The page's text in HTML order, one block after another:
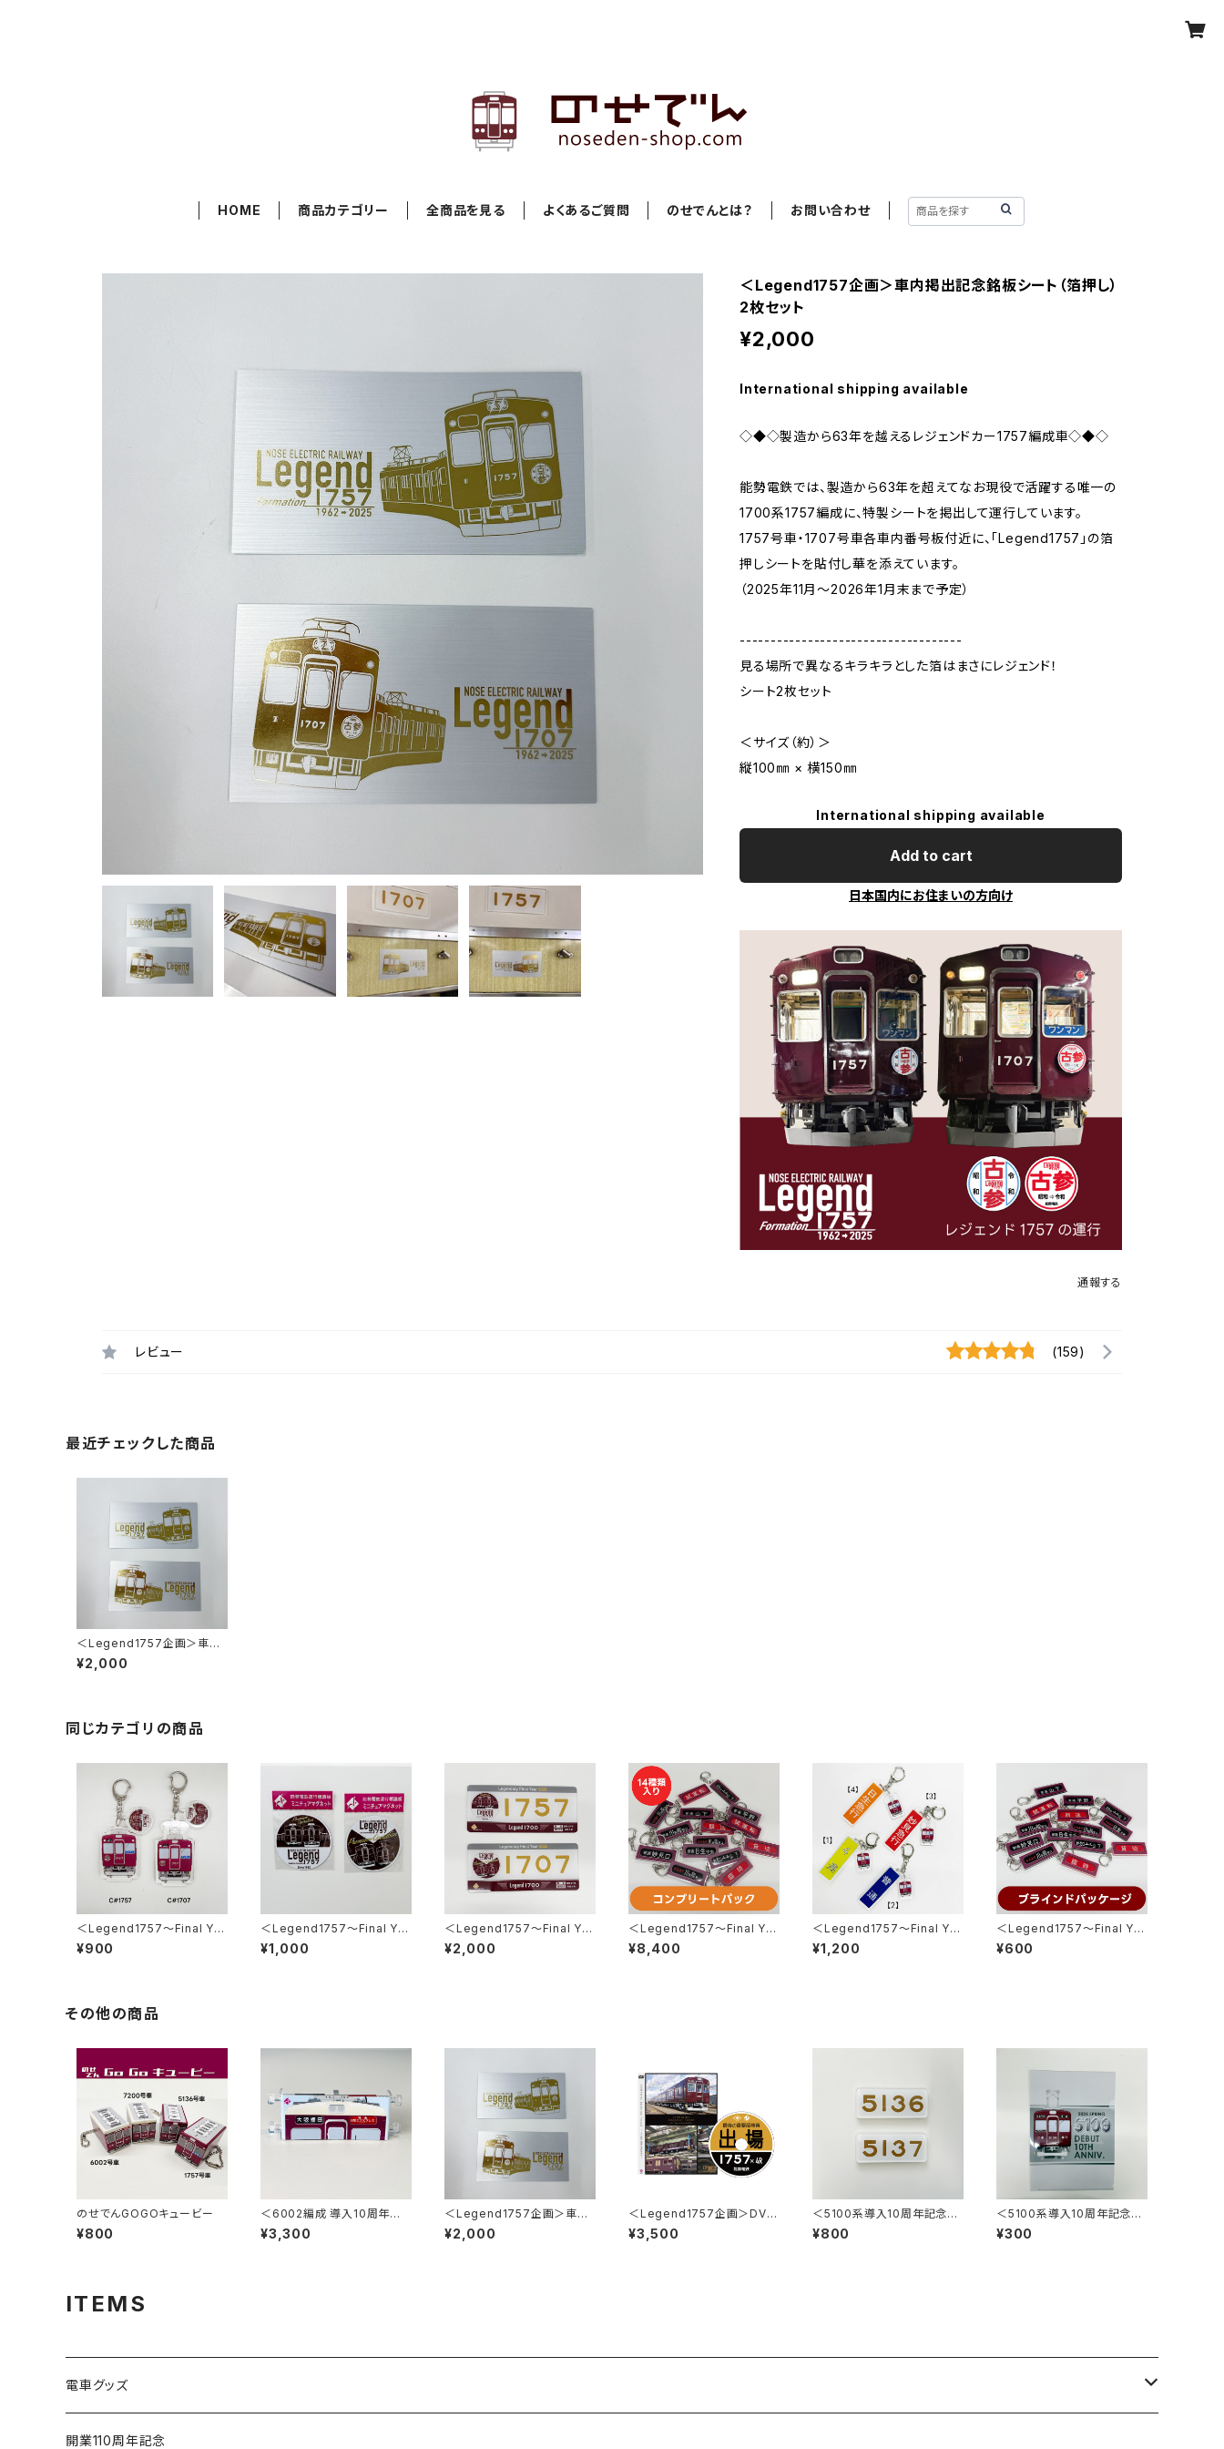
HOME 商品カテゴリー 全商品を見る よくあるご質問 のせでんとは？ お問い合わせ
＜Legend1757企画＞車内掲出記念銘板シート（箔押し）
2枚セット
¥2,000
International shipping available
◇◆◇製造から63年を越えるレジェンドカー1757編成車◇◆◇
能勢電鉄では、製造から63年を超えてなお現役で活躍する唯一の
1700系1757編成に、特製シートを掲出して運行しています。
1757号車・1707号車各車内番号板付近に、「Legend1757」の箔
押しシートを貼付し華を添えています。
（2025年11月～2026年1月末まで予定）
------------------------------------
見る場所で異なるキラキラとした箔はまさにレジェンド！
シート2枚セット
＜サイズ（約）＞
縦100㎜ × 横150㎜
International shipping available
Add to cart
日本国内にお住まいの方向け
通報する
レビュー (159)
最近チェックした商品
＜Legend1757企画＞車内
掲出記念銘板シート（箔押し）
2枚セット
¥2,000
同じカテゴリの商品
＜Legend1757～Final Ye
ar 2026～＞2連アクリルキ
ーホルダー
¥900
＜Legend1757～Final Ye
ar 2026～＞ミニチュアマグ
ネット2枚セット
¥1,000
＜Legend1757～Final Ye
ar 2026～＞車内掲出プレー
ト2枚セット
¥2,000
＜Legend1757～Final Ye
ar 2026～＞ 側面方向幕キ
ーホルダー※コンプリートパッ
¥8,400
＜Legend1757～Final Ye
ar 2026～＞スタフ用列車種
別プレートキーホルダー
¥1,200
＜Legend1757～Final Ye
ar 2026～＞ 側面方向幕キ
ーホルダー※ブラインドパッケ
¥600
その他の商品
のせでんGOGOキュービー
¥800
＜6002編成 導入10周年＞ミ
ニミニ方向幕（2連式）
¥3,300
＜Legend1757企画＞車内
掲出記念銘板シート（箔押し）
2枚セット
¥2,000
＜Legend1757企画＞DVD
Inspection Record ～最後
の重要部検査～
¥3,500
＜5100系導入10周年記念＞
マグネット付アクリルプレート
¥800
＜5100系導入10周年記念＞
クリアファイル（イラストver.）
¥300
ITEMS
電車グッズ
鉄道模型（Nゲージ）
開業110周年記念